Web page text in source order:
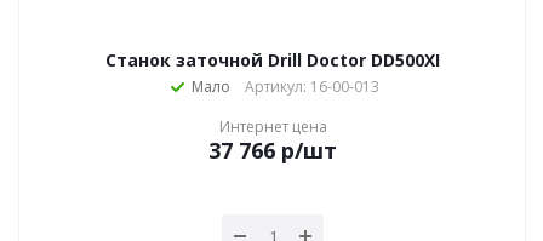
Станок заточной Drill Doctor DD500ХI
Мало
Артикул: 16-00-013
Интернет цена
37 766 р/шт